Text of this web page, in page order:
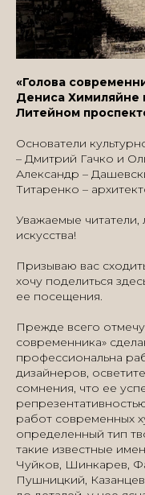
«Голова
Дениса Химиляйне
Литейном
Основатели
– Дмитрий Гачко и
Александр –
Титаренко –
Уважаемые
искусства!
Призываю вас
хочу поделиться
ее посещения.
Прежде всего
современника»
профессиональна
дизайнеров,
сомнения, что ее
работ современных
определенный тип
такие известные
Чуйков, Шинкарев,
Пушницкий,